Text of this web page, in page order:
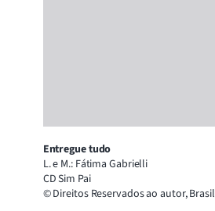
Entregue tudo
L. e M.: Fátima Gabrielli
CD Sim Pai
© Direitos Reservados ao autor, Brasil